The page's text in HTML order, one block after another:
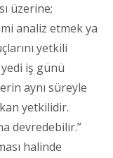
üzerine;
analiz etmek ya
yetkili
iş günü
aynı süreyle
yetkilidir.
devredebilir.”
halinde